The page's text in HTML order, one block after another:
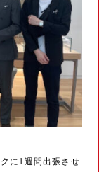
に1週間出張させ